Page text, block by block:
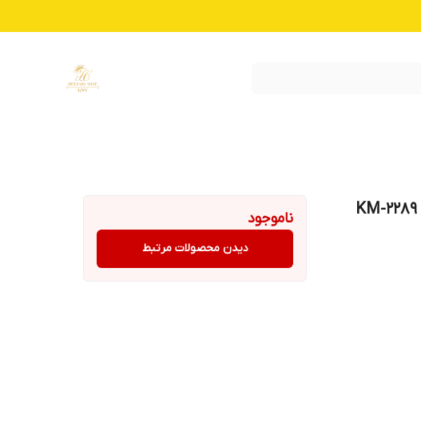
ناموجود
دیدن محصولات مرتبط